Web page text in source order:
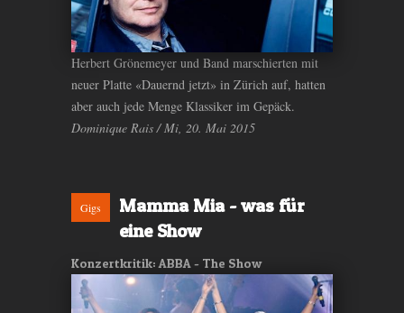
Herbert Grönemeyer und Band marschierten mit
neuer Platte «Dauernd jetzt» in Zürich auf, hatten
aber auch jede Menge Klassiker im Gepäck.
Dominique Rais / Mi, 20. Mai 2015
Gigs
Mamma Mia - was für
eine Show
Konzertkritik: ABBA - The Show